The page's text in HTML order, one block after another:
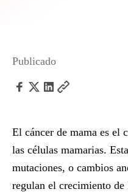
Publicado
El cáncer de mama es el
las células mamarias.
mutaciones, o cambios
regulan el crecimiento